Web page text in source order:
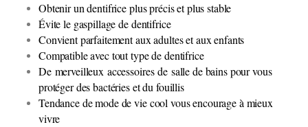
Obtenir un dentifrice plus précis et plus stable
Évite le gaspillage de dentifrice
Convient parfaitement aux adultes et aux enfants
Compatible avec tout type de dentifrice
De merveilleux accessoires de salle de bains pour vous
protéger des bactéries et du fouillis
Tendance de mode de vie cool vous encourage à mieux
vivre